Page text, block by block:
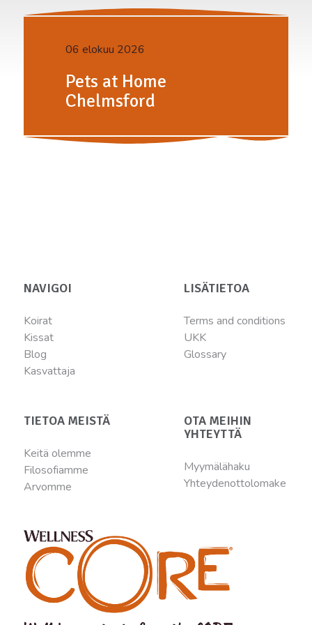
06 elokuu 2026
Pets at Home
Chelmsford
NAVIGOI
Koirat
Kissat
Blog
Kasvattaja
LISÄTIETOA
Terms and conditions
UKK
Glossary
TIETOA MEISTÄ
Keitä olemme
Filosofiamme
Arvomme
OTA MEIHIN
YHTEYTTÄ
Myymälähaku
Yhteydenottolomake